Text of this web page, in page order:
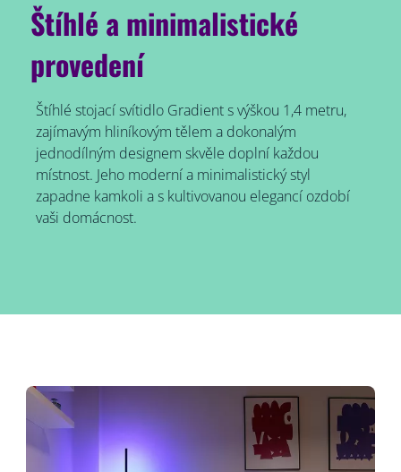
Štíhlé a minimalistické
provedení
Štíhlé stojací svítidlo Gradient s výškou 1,4 metru,
zajímavým hliníkovým tělem a dokonalým
jednodílným designem skvěle doplní každou
místnost. Jeho moderní a minimalistický styl
zapadne kamkoli a s kultivovanou elegancí ozdobí
vaši domácnost.